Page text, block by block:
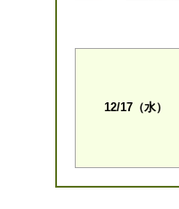
12/17（水）